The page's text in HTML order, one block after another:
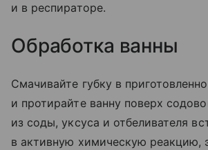
и в респираторе.
Обработка ванны
Смачивайте губку в
и протирайте ванну поверх
из соды, уксуса и отбеливателя
в активную химическую реакцию,